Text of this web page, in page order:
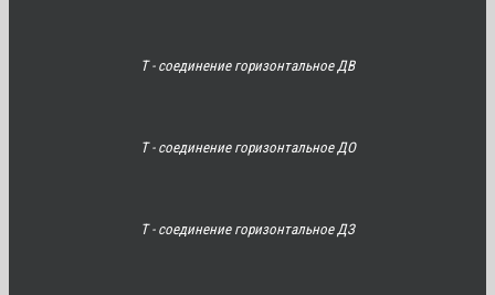
Т - соединение горизонтальное ДВ
Т - соединение горизонтальное ДО
Т - соединение горизонтальное ДЗ